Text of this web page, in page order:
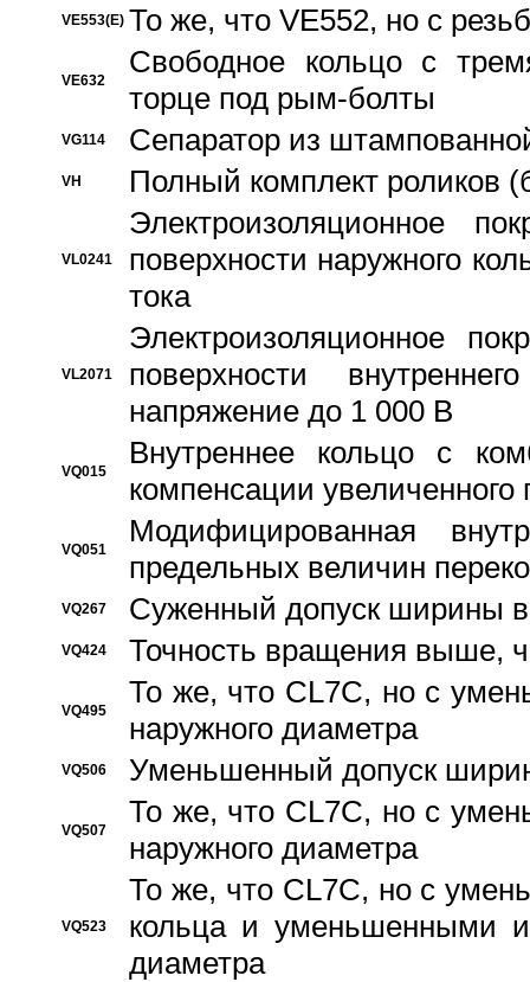
VE553(E) То же, что VE552, но с
VE632
Свободное кольцо с
торце под рым-болты
VG114 Сепаратор из
VH Полный комплект роликов
VL0241
Электроизоляционное
поверхности наружного
тока
VL2071
Электроизоляционное
поверхности
напряжение до 1 000 В
VQ015
Bнутреннее кольцо с
компенсации увеличенного
VQ051
Модифицированная
предельных величин
VQ267 Суженный допуск ширины
VQ424 Точность вращения выше,
VQ495
То же, что CL7C, но с
наружного диаметра
VQ506 Уменьшенный допуск
VQ507
То же, что CL7C, но с
наружного диаметра
VQ523
То же, что CL7C, но с
кольца и уменьшенными
диаметра